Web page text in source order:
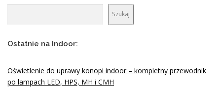
Szukaj
Ostatnie na Indoor:
Oświetlenie do uprawy konopi indoor – kompletny przewodnik
po lampach LED, HPS, MH i CMH